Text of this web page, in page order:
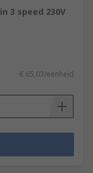
3 speed 230V
€ 65,03/eenheid